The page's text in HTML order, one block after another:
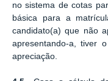
no sistema de cotas
básica para a
candidato(a) que não
apresentando-a, tiver
apreciação.